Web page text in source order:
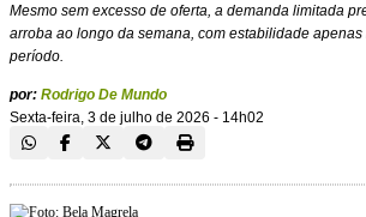
Mesmo sem excesso de oferta, a demanda limitada
arroba ao longo da semana, com estabilidade
período.
por: Rodrigo De Mundo
Sexta-feira, 3 de julho de 2026 - 14h02